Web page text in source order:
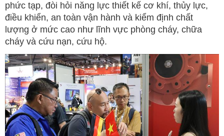
phức tạp, đòi hỏi năng lực thiết kế cơ khí, thủy lực,
điều khiển, an toàn vận hành và kiểm định chất
lượng ở mức cao như lĩnh vực phòng cháy, chữa
cháy và cứu nạn, cứu hộ.